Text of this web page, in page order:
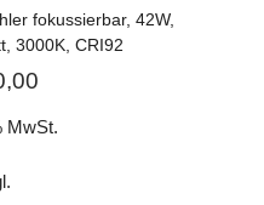
fokussierbar, 42W,
3000K, CRI92
MwSt.